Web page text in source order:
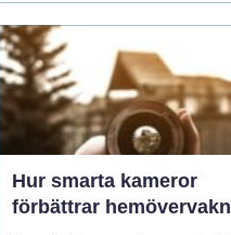
Hur smarta kameror
förbättrar